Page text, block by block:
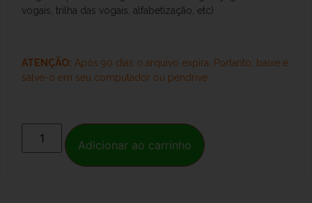
vogais, trilha das vogais, alfabetização, etc)
ATENÇÃO: Após 90 dias o arquivo expira. Portanto, baixe e
salve-o em seu computador ou pendrive.
Adicionar ao carrinho